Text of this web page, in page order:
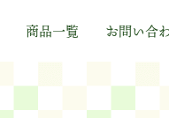
商品一覧 お問い合